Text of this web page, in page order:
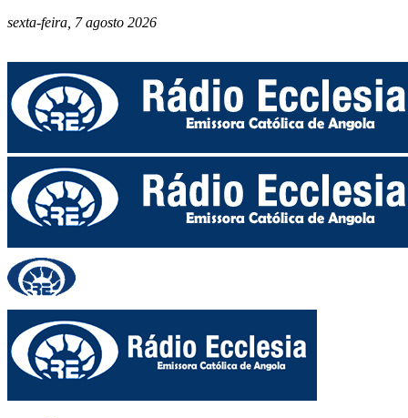
sexta-feira, 7 agosto 2026